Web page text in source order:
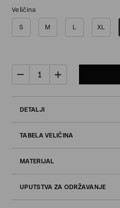
Veličina
S M L XL
DETALJI
TABELA VELIČINA
MATERIJAL
UPUTSTVA ZA ODRŽAVANJE